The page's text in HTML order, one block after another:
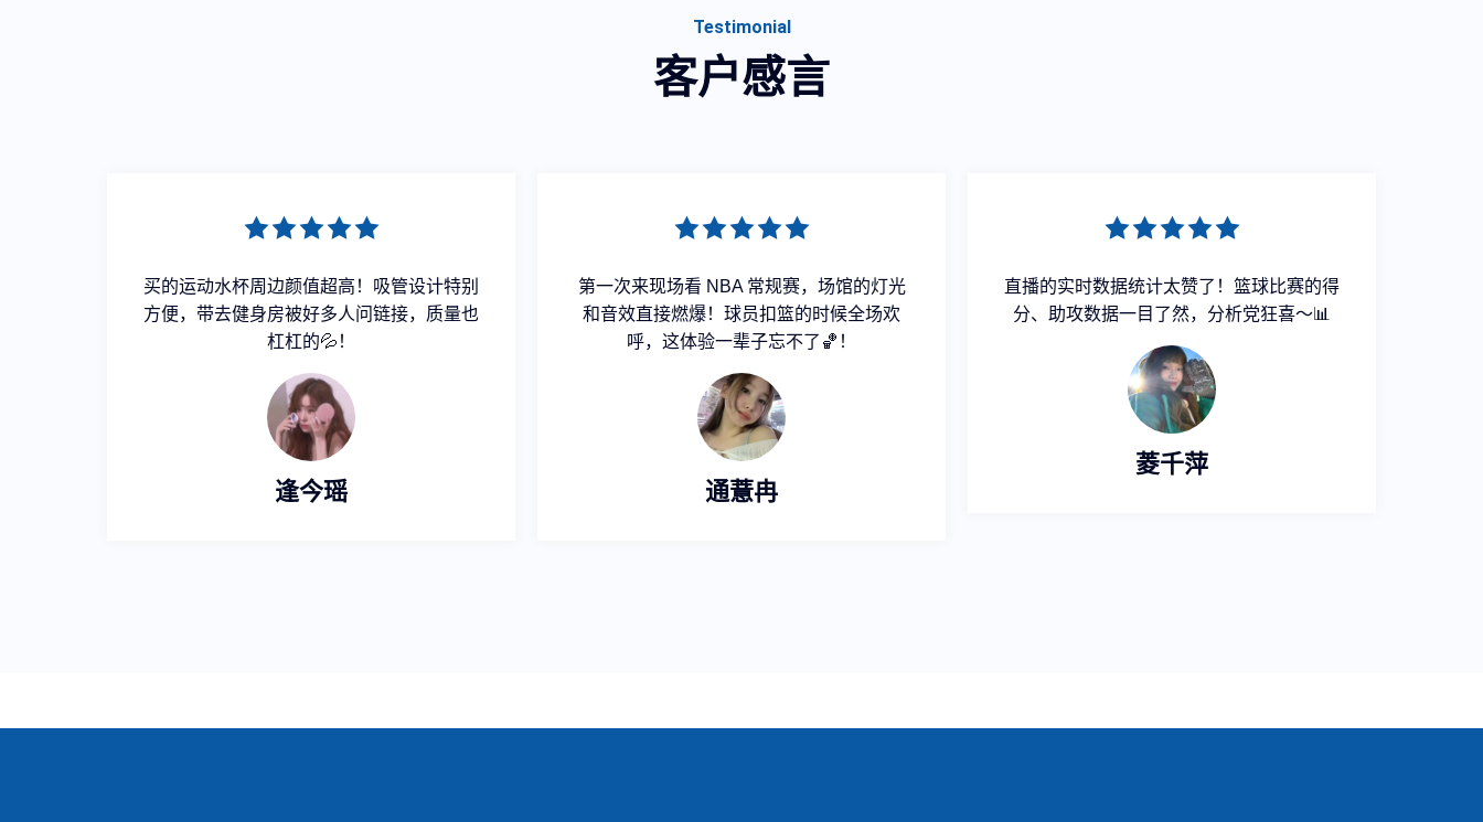
Testimonial
客户感言
买的运动水杯周边颜值超高！吸管设计特别
方便，带去健身房被好多人问链接，质量也
杠杠的💦！
逢今瑶
第一次来现场看 NBA 常规赛，场馆的灯光
和音效直接燃爆！球员扣篮的时候全场欢
呼，这体验一辈子忘不了🏀！
通薏冉
直播的实时数据统计太赞了！篮球比赛的得
分、助攻数据一目了然，分析党狂喜～📊
菱千萍